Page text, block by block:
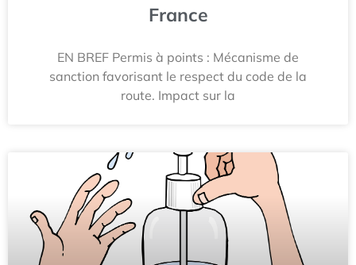
France
EN BREF Permis à points : Mécanisme de
sanction favorisant le respect du code de la
route. Impact sur la